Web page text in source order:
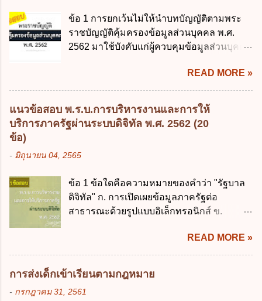
ควบคุมการใช้จ่ายงบประมาณให้เป็นไปอย่าง
โปร่งใสและตรวจสอบได้ ข้อ 4. พระราช
บัญญัติวิธีการงบประมาณ พ.ศ. 2561 บัญญัติ
เงินการคลังของรัฐกำหนดหลักการห้ามเสนอ
กฎหมายที่ให้จัดเก็บภาษีอากรหรือค่า
ธรรมเนียมเพิ่มขึ้นจากที่กำหนดไว้ในกฎหมาย
การหนึ่งการใดเป็นการเฉพาะเจาะจง ยกเว้น
ข้อใด ก. เป็นไปตามความต้องการของชุมชน
ข. เพื่อป็นรายได้ขององค์กรปกครองส่วนท้อง
ถิ่น ค. มีเหตุจำเป็นหรือเหตุฉุกเฉินที่มิอาจหลีก
ประกอบการพิจารณาในเรื่องต่อไปนี้ ยกเว้น
ข้อใด ก. การจัดเก็บหรือหารายได้ ข. การ
จัดสรรงบประมาณรายจ่าย ค. การจัดทำงบ
ประมาณ ง. การก่...
ข้อ 1 การยกเว้นไม่ให้นำบทบัญญัติตามพระ
ราชบัญญัติคุ้มครองข้อมูลส่วนบุคคล พ.ศ.
2562 มาใช้บังคับแก่ผู้ควบคุมข้อมูลส่วนบุคคล
ข. พระราชกำหนด ค. พระราชกฤษฎีกา ง. กฎ
กระทรวง ข้อ 2 กฎหมายตามข้อ 1 กำหนด
หน่วยงานและกิจการใดที่ผู้ควบคุมข้อมูลส่วน
บุคคลไม่อยู่ในบังคับพระราชบัญญัติคุ้มครอง
ข้อมูลส่วนบุคคล พ.ศ. 2562 ก. หน่วยงานของ
ด้านความบันเทิงและนันทนาการ ง. ถูกทุกข้อ
ข้อมูลส่วนบุคคล พ.ศ. 2562 ใช้บังคับตั้งแต่วัน
ใด ก. 26 พฤษภาคม 2562 ข. 27 พฤษภาคม
2562 ค. 28 พฤษภาคม 2562 ง. 29
ซึ่งมีอำนาจหน้าที่ตัดสินใจเกี่ยวกับการเก็บ
รวบรวม ใช้ หรือเปิดเผยข้อมูลส่วนบุคคล" คือ
ความหมายตามข้อใด ก. ผู้ควบคุมข้อมูลส่วน
READ MORE »
แนวข้อสอบ พ.ร.บ.การบริหารงานและการให้
บริการภาครัฐผ่านระบบดิจิทัล พ.ศ. 2562 (20
ข้อ)
- มิถุนายน 04, 2565
ข้อ 1 ข้อใดคือความหมายของคำว่า "รัฐบาล
ดิจิทัล" ก. การเปิดเผยข้อมูลภาครัฐต่อ
สาธารณะด้วยรูปแบบอิเล็กทรอนิกส์ ข.
การบริหารงาน การให้บริการ การบูรณาการ
ข้อมูลภาครัฐ ค. วิธีการนำสัญลักษณ์ศูนย์และ
หนึ่ง เพื่อใช้สร้างระบบต่าง ๆ ง. สำนักงาน
พัฒนารัฐบาลดิจิทัล (องค์การมหาชน) ข้อ 2
การบริหารงานภาครัฐและการจัดทำบริการ
READ MORE »
การส่งเด็กเข้าเรียนตามกฎหมาย
- กรกฎาคม 31, 2561